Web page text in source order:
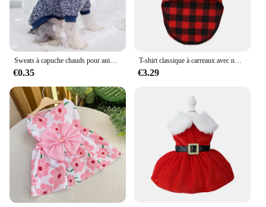
Sweats à capuche chauds pour animaux de compagnie, pulls pour chiens, sweats à capuche pour chiots mignons, sweat-shirt pour chat, tenues pour chihuahua, bouledogue français, vêtements pour chiens, mode automne
€0.35
T-shirt classique à carreaux avec nœud papillon pour chien, vêtements d'été fins et respirants pour petits et grands chiens, chiot, chat, chihuahua
€3.29